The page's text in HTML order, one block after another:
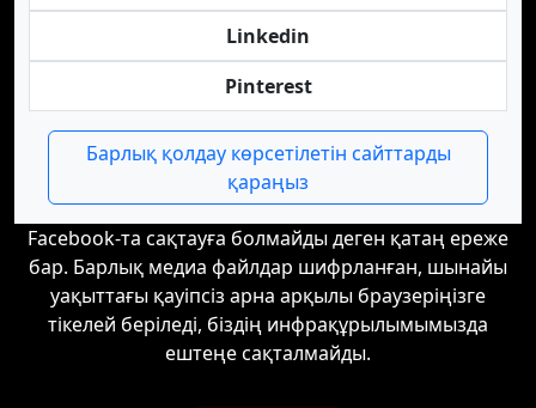
Linkedin
Pinterest
Барлық қолдау көрсетілетін сайттарды
қараңыз
Facebook-та сақтауға болмайды деген қатаң ереже
бар. Барлық медиа файлдар шифрланған, шынайы
уақыттағы қауіпсіз арна арқылы браузеріңізге
тікелей беріледі, біздің инфрақұрылымымызда
ештеңе сақталмайды.